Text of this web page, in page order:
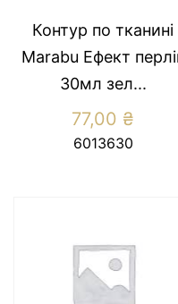
Контур по тканині
Marabu Ефект
30мл зел...
77,00 ₴
6013630